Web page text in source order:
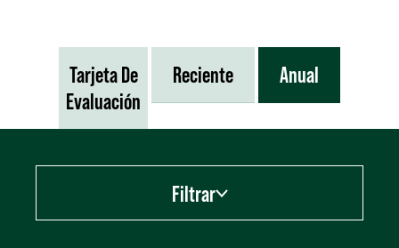
Tarjeta De
Evaluación
Reciente Anual
Filtrar